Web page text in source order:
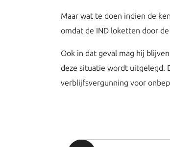
Maar wat te doen indien de
omdat de IND loketten door
Ook in dat geval mag hij
deze situatie wordt uitgelegd.
verblijfsvergunning voor